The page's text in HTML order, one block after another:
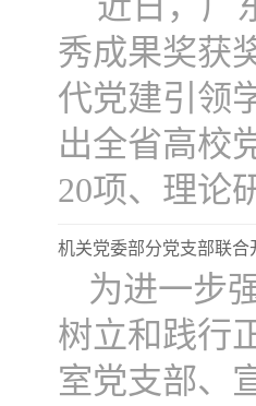
秀成果奖获
代党建引领
出全省高校
20项、理论
机关党委部分党支部联
为进一步
树立和践行
室党支部、